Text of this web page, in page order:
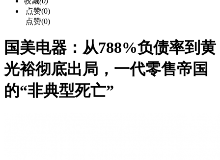
点赞(0)
点赞(0)
国美电器：从788%负债率到黄
光裕彻底出局，一代零售帝国
的“非典型死亡”